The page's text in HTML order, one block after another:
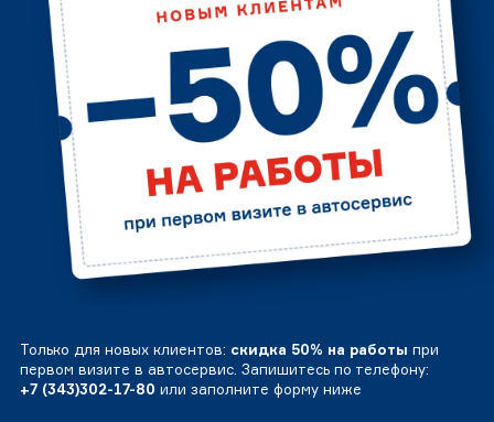
Только для новых клиентов: скидка 50% на работы при
первом визите в автосервис. Запишитесь по телефону:
+7 (343)302-17-80 или заполните форму ниже